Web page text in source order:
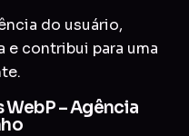
do usuário,
e contribui para uma
WebP – Agência